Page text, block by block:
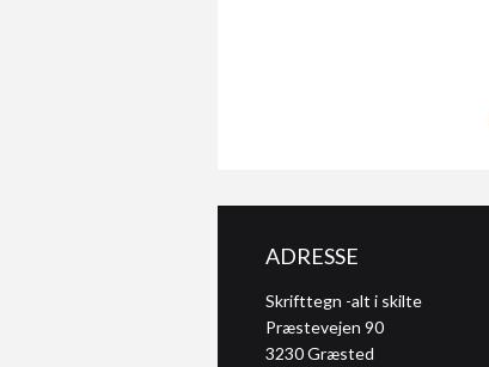
ADRESSE
Skrifttegn -alt i skilte
Præstevejen 90
3230Græsted